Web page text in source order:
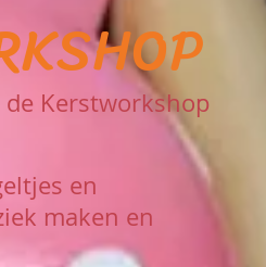
de Kerstworkshop
en
maken en